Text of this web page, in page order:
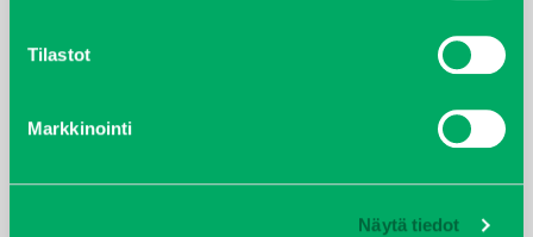
Tilastot
Markkinointi
Näytä tiedot
lokakuu 2021